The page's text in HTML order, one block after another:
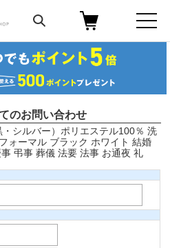
のお問い合わせ
シルバー）ポリエステル100％ 洗
ォーマル ブラック ホワイト 結婚
弔事 葬儀 法要 法事 お通夜 礼